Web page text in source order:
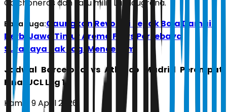
Colchoneros dan satu milik La Blaugrana.
Baca Juga:Gaungkan Revolusi Sepak Bola Damai!
Derbi Jawa Timur Arema FC vs Persebaya
Surabaya Tak Lagi Mencekam
Jadwal Barcelona vs Atletico Madrid Perempat
Final UCL Leg 1
Kamis, 9 April 2026